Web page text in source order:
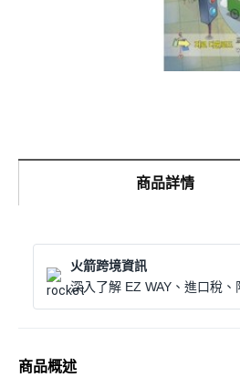
商品詳情
火箭跨境資訊
深入了解 EZ WAY、進口稅、
商品概述